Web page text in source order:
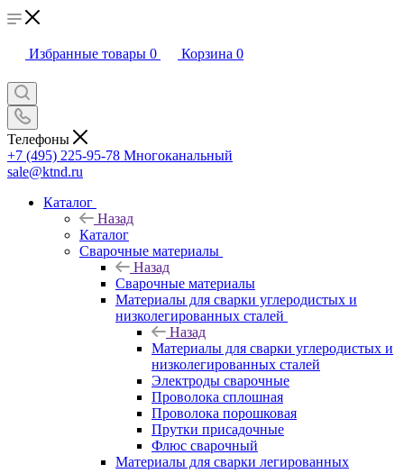
Избранные товары 0 Корзина 0
Телефоны
+7 (495) 225-95-78 Многоканальный
sale@ktnd.ru
Каталог
Назад
Каталог
Сварочные материалы
Назад
Сварочные материалы
Материалы для сварки углеродистых и
низколегированных сталей
Назад
Материалы для сварки углеродистых и
низколегированных сталей
Электроды сварочные
Проволока сплошная
Проволока порошковая
Прутки присадочные
Флюс сварочный
Материалы для сварки легированных